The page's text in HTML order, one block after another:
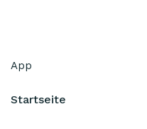
App
Startseite